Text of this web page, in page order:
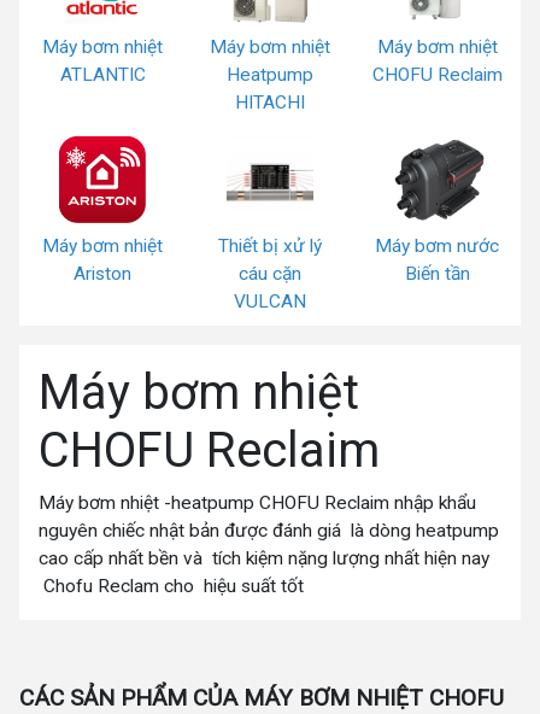
Máy bơm nhiệt
ATLANTIC
Máy bơm nhiệt
Heatpump
HITACHI
Máy bơm nhiệt
CHOFU Reclaim
Máy bơm nhiệt
Ariston
Thiết bị xử lý
cáu cặn
VULCAN
Máy bơm nước
Biến tần
Máy bơm nhiệt
CHOFU Reclaim
Máy bơm nhiệt -heatpump CHOFU Reclaim nhập khẩu
nguyên chiếc nhật bản được đánh giá là dòng heatpump
cao cấp nhất bền và tích kiệm nặng lượng nhất hiện nay
Chofu Reclam cho hiệu suất tốt
CÁC SẢN PHẨM CỦA MÁY BƠM NHIỆT CHOFU